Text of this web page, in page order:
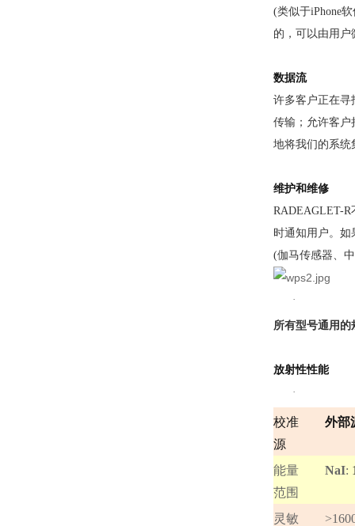
(类似于iPhone
的，可以由用户
数据流
许多客户正在寻
传输；允许客户
地将我们的系统
维护和维修
RADEAGLET-
时通知用户。
(伽马传感器、
·
所有型号通用的
放射性性能
·
校准
源
外部
能量
范围
NaI:
灵敏